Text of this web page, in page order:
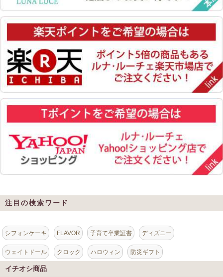
注目の検索ワード
シフォンケーキ FLAVOR 子育て卒業証書 ディズニー
ウェイトドール クロック ハロウィン 防災ギフト
イチオシ商品